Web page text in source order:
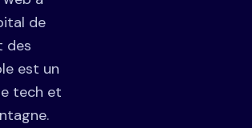
de
des
est un
tech et